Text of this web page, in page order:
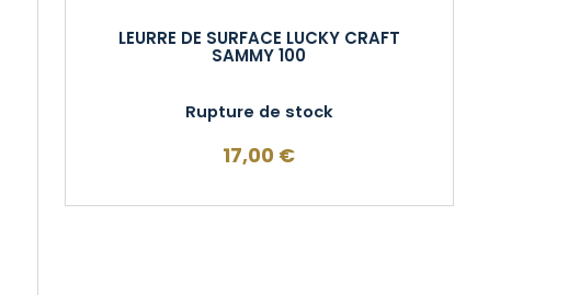
LEURRE DE SURFACE LUCKY CRAFT
SAMMY 100
Rupture de stock
17,00 €